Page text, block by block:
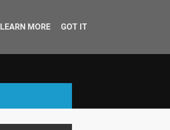
LEARN MORE GOT IT